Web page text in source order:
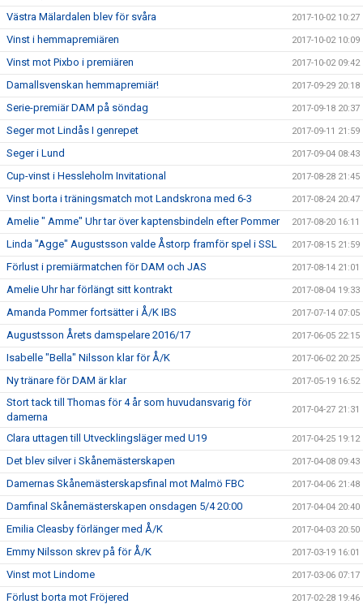
Västra Mälardalen blev för svåra 2017-10-02 10:27
Vinst i hemmapremiären 2017-10-02 10:09
Vinst mot Pixbo i premiären 2017-10-02 09:42
Damallsvenskan hemmapremiär! 2017-09-29 20:18
Serie-premiär DAM på söndag 2017-09-18 20:37
Seger mot Lindås I genrepet 2017-09-11 21:59
Seger i Lund 2017-09-04 08:43
Cup-vinst i Hessleholm Invitational 2017-08-28 21:45
Vinst borta i träningsmatch mot Landskrona med 6-3 2017-08-24 20:47
Amelie " Amme" Uhr tar över kaptensbindeln efter Pommer 2017-08-20 16:11
Linda "Agge" Augustsson valde Åstorp framför spel i SSL 2017-08-15 21:59
Förlust i premiärmatchen för DAM och JAS 2017-08-14 21:01
Amelie Uhr har förlängt sitt kontrakt 2017-08-04 19:33
Amanda Pommer fortsätter i Å/K IBS 2017-07-14 07:05
Augustsson Årets damspelare 2016/17 2017-06-05 22:15
Isabelle "Bella" Nilsson klar för Å/K 2017-06-02 20:25
Ny tränare för DAM är klar 2017-05-19 16:52
Stort tack till Thomas för 4 år som huvudansvarig för
damerna
2017-04-27 21:31
Clara uttagen till Utvecklingsläger med U19 2017-04-25 19:12
Det blev silver i Skånemästerskapen 2017-04-08 09:43
Damernas Skånemästerskapsfinal mot Malmö FBC 2017-04-06 21:48
Damfinal Skånemästerskapen onsdagen 5/4 20:00 2017-04-04 20:40
Emilia Cleasby förlänger med Å/K 2017-04-03 20:50
Emmy Nilsson skrev på för Å/K 2017-03-19 16:01
Vinst mot Lindome 2017-03-06 07:17
Förlust borta mot Fröjered 2017-02-28 19:46